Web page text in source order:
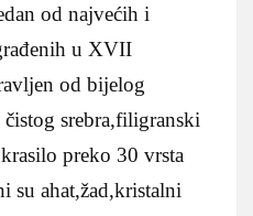
od najvećih i
u XVII
od bijelog
srebra,filigranski
preko 30 vrsta
su ahat,žad,kristalni